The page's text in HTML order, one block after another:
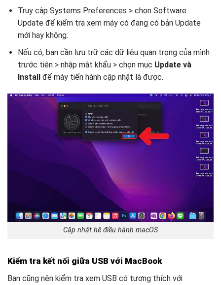
Truy cập Systems Preferences > chọn Software
Update để kiểm tra xem máy có đang có bản Update
mới hay không.
Nếu có, bạn cần lưu trữ các dữ liệu quan trọng của mình
trước tiên > nhập mật khẩu > chọn mục Update và
Install để máy tiến hành cập nhật là được.
Cập nhật hệ điều hành macOS
Kiểm tra kết nối giữa USB với MacBook
Bạn cũng nên kiểm tra xem USB có tương thích với